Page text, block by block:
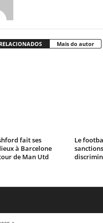
Mais do autor
fait ses
à Barcelone
de Man Utd
Le